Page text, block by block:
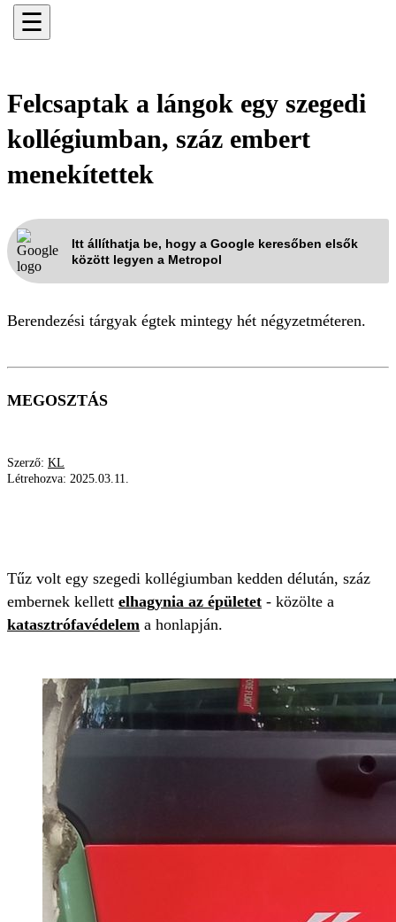
☰
Felcsaptak a lángok egy szegedi
kollégiumban, száz embert
menekítettek
Itt állíthatja be, hogy a Google keresőben elsők
között legyen a Metropol
Berendezési tárgyak égtek mintegy hét négyzetméteren.
MEGOSZTÁS
Szerző: KL
Létrehozva: 2025.03.11.
Tűz volt egy szegedi kollégiumban kedden délután, száz
embernek kellett elhagynia az épületet - közölte a
katasztrófavédelem a honlapján.